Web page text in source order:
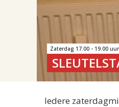
Zaterdag 17.00 - 19.00 uur
Iedere